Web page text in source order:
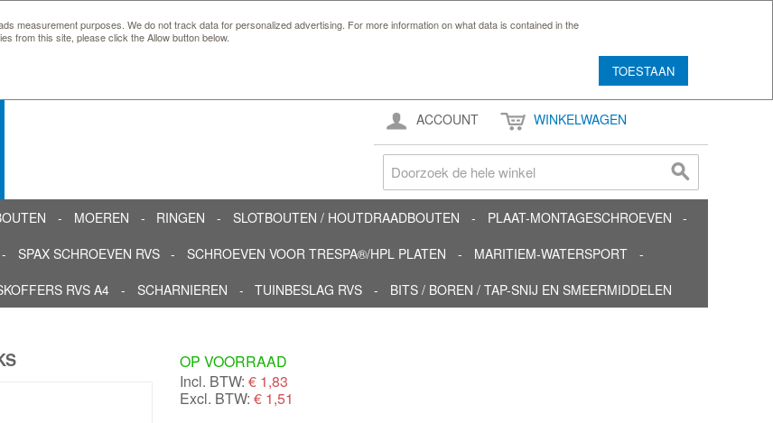
measurement purposes. We do not track data for personalized advertising. For more information on what data is contained in the
from this site, please click the Allow button below.
TOESTAAN
ACCOUNT WINKELWAGEN
MOEREN RINGEN SLOTBOUTEN / HOUTDRAADBOUTEN
PLAAT-MONTAGESCHROEVEN
SPAX SCHROEVEN RVS SCHROEVEN VOOR TRESPA®/HPL PLATEN
MARITIEM-WATERSPORT
RVS A4 SCHARNIEREN TUINBESLAG RVS BITS / BOREN / TAP-SNIJ EN SMEERMIDDELEN
OP VOORRAAD
Incl. BTW: € 1,83
Excl. BTW: € 1,51